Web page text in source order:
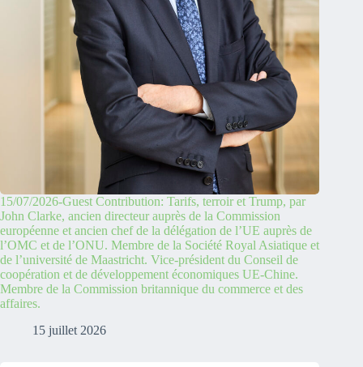
15/07/2026-Guest Contribution: Tarifs, terroir et Trump, par
John Clarke, ancien directeur auprès de la Commission
européenne et ancien chef de la délégation de l’UE auprès de
l’OMC et de l’ONU. Membre de la Société Royal Asiatique et
de l’université de Maastricht. Vice-président du Conseil de
coopération et de développement économiques UE-Chine.
Membre de la Commission britannique du commerce et des
affaires.
15 juillet 2026